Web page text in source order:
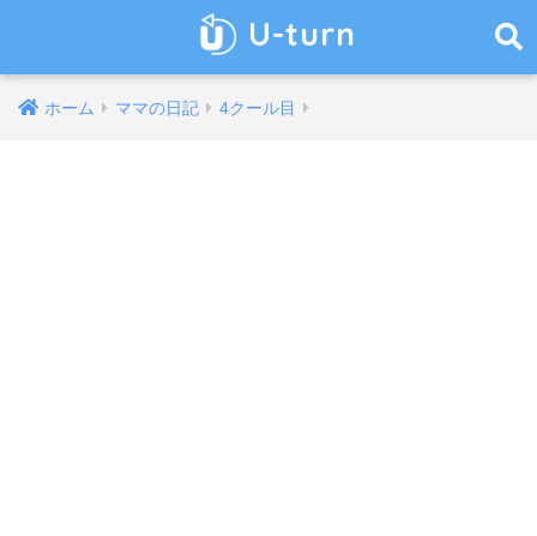
U-turn
ホーム ママの日記 4クール目